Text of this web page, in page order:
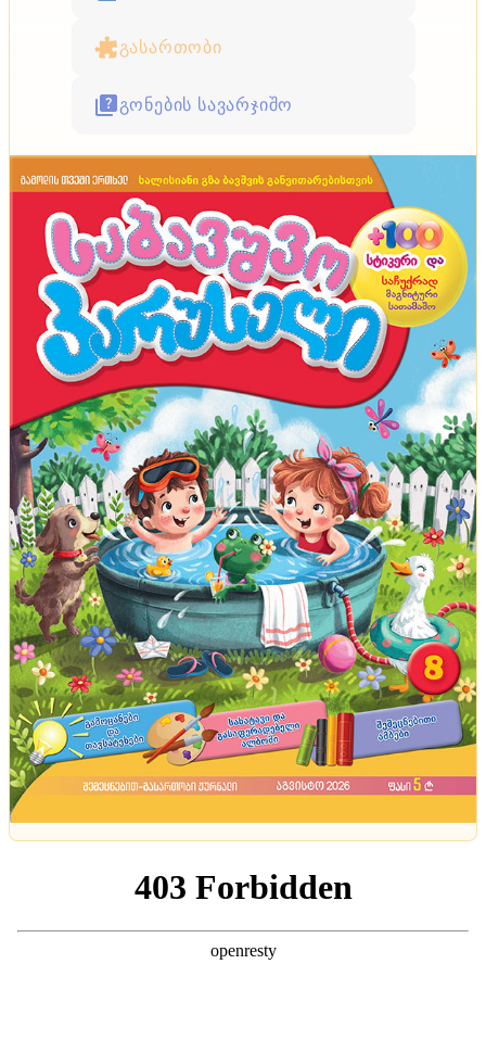
გასართობი
გონების სავარჯიშო